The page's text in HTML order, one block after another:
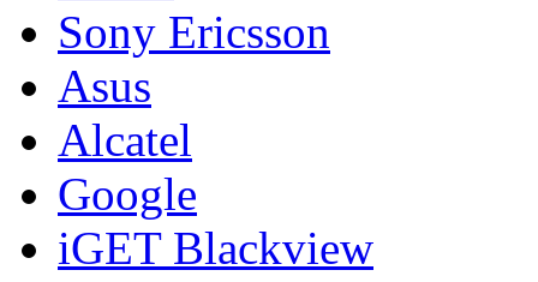
Sony Ericsson
Asus
Alcatel
Google
iGET Blackview